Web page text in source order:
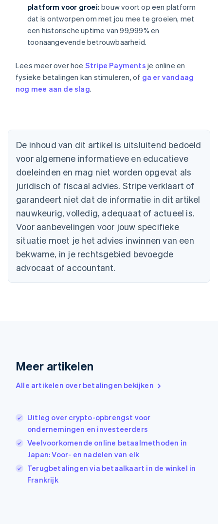
platform voor groei: bouw voort op een platform
dat is ontworpen om met jou mee te groeien, met
een historische uptime van 99,999% en
toonaangevende betrouwbaarheid.
Lees meer over hoe Stripe Payments je online en
fysieke betalingen kan stimuleren, of ga er vandaag
nog mee aan de slag.
De inhoud van dit artikel is uitsluitend bedoeld
voor algemene informatieve en educatieve
doeleinden en mag niet worden opgevat als
juridisch of fiscaal advies. Stripe verklaart of
garandeert niet dat de informatie in dit artikel
nauwkeurig, volledig, adequaat of actueel is.
Voor aanbevelingen voor jouw specifieke
situatie moet je het advies inwinnen van een
bekwame, in je rechtsgebied bevoegde
advocaat of accountant.
Meer artikelen
Alle artikelen over betalingen bekijken
Uitleg over crypto-opbrengst voor
ondernemingen en investeerders
Veelvoorkomende online betaalmethoden in
Japan: Voor- en nadelen van elk
Terugbetalingen via betaalkaart in de winkel in
Frankrijk
België
Brazilië
PortuguêsEnglish
Bulgarije
English
Canada
English Français
Cyprus
English
Denemarken
Duitsland
DeutschEnglish
Estland
English
Finland
Hongarije
Hongkong SAR, China
English
English
Italië
Italiano English
日本語English
Kroatië